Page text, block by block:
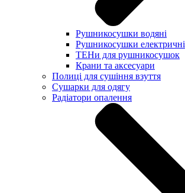
Рушникосушки водяні
Рушникосушки електричні
ТЕНи для рушникосушок
Крани та аксесуари
Полиці для сушіння взуття
Сушарки для одягу
Радіатори опалення